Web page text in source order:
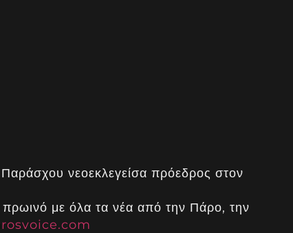
νεοεκλεγείσα πρόεδρος στον
πρωινό με όλα τα νέα από την Πάρο, την